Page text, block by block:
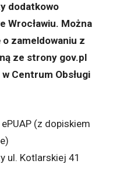
dodatkowo
Wrocławiu. Można
zameldowaniu z
ze strony gov.pl
Centrum Obsługi
(z dopiskiem
ul. Kotlarskiej 41